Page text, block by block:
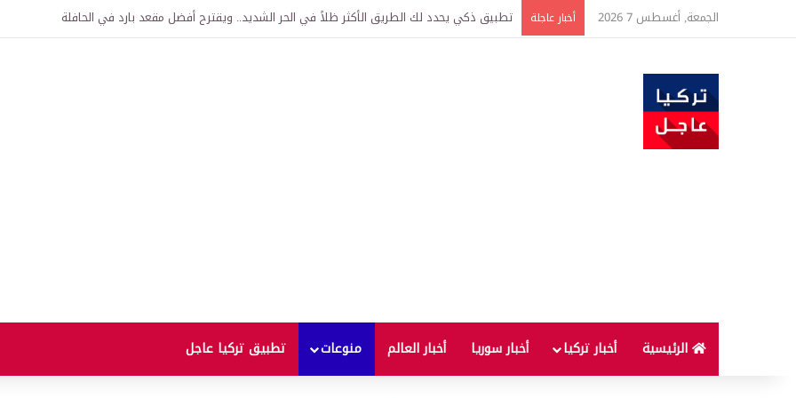
الجمعة, أغسطس 7 2026 أخبار عاجلة تركيا وسوريا توقعان اتفاقية لإنشاء “الجامعة السورية التركية” في دمشق.. منح دراسية واعتراف بالشهادات
الرئيسية أخبار تركيا أخبار سوريا أخبار العالم منوعات تطبيق تركيا عاجل